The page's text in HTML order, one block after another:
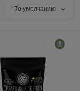
По умолчанию